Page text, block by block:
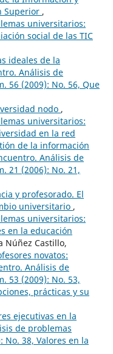
Superior ,
universitarios:
social de las TIC
ideales de la
Análisis de
56 (2009): No. 56, Que
nodo ,
universitarios:
en la red
de la información
Análisis de
21 (2006): No. 21,
y profesorado. El
universitario ,
universitarios:
en la educación
Núñez Castillo,
novatos:
Análisis de
53 (2009): No. 53,
prácticas y su
ejecutivas en la
de problemas
38, Valores en la